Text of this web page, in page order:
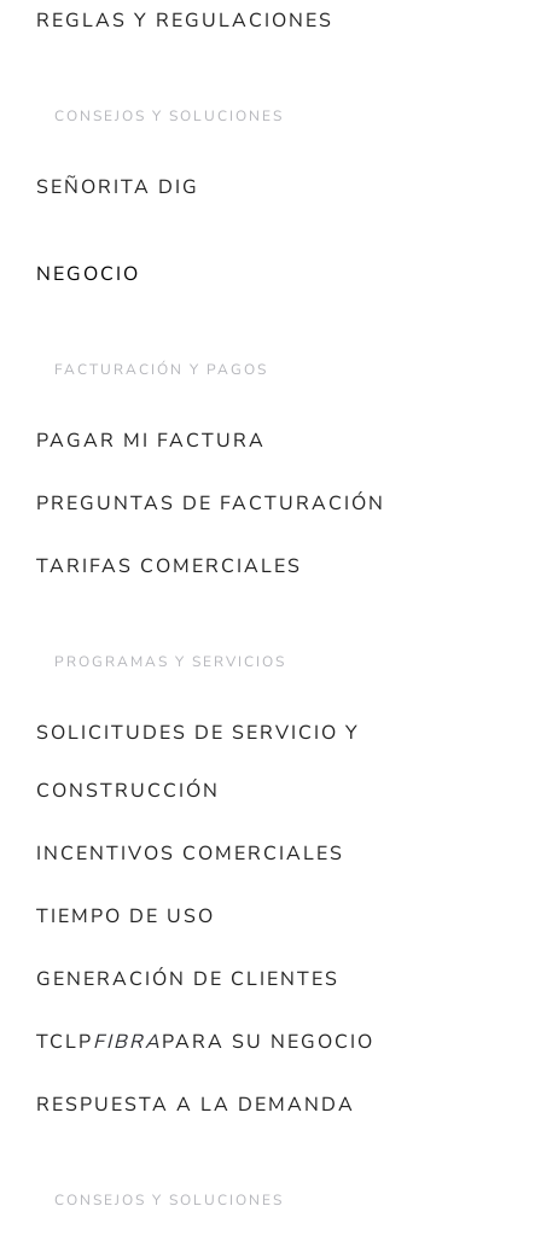
REGLAS Y REGULACIONES
CONSEJOS Y SOLUCIONES
SEÑORITA DIG
NEGOCIO
FACTURACIÓN Y PAGOS
PAGAR MI FACTURA
PREGUNTAS DE FACTURACIÓN
TARIFAS COMERCIALES
PROGRAMAS Y SERVICIOS
SOLICITUDES DE SERVICIO Y
CONSTRUCCIÓN
INCENTIVOS COMERCIALES
TIEMPO DE USO
GENERACIÓN DE CLIENTES
TCLPFIBRAPARA SU NEGOCIO
RESPUESTA A LA DEMANDA
CONSEJOS Y SOLUCIONES